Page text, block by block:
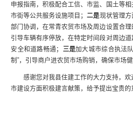
申报指南，积极配合工信、市监、国土等
市街等公共服务设施项目；二是现状管理
部门协调，在常青农贸市场及周边设置合理
引导车辆有序停放，在特定时间段对周边
安全和道路畅通；
三是加大城市综合执法
制”，引导商户进农贸市场购销，确保市场健
感谢您对我县住建工作的大力支持，
市建设方面积极建言献策，给予提出宝贵的